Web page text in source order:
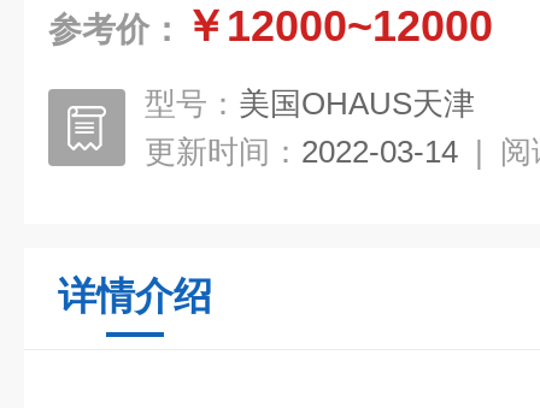
参考价： ￥12000~12000
型号： 美国OHAUS天津
更新时间： 2022-03-14 | 阅
详情介绍